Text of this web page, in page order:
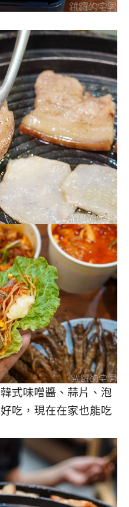
式味噌醬、蒜片、泡
吃，現在在家也能吃